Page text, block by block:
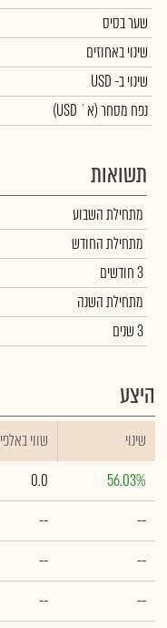
שער בסיס
שינוי באחוזים
שינויב- USD
נפח מסחר(א` USD)
תשואות
מתחילת השבוע
מתחילת החודש
3 חודשים
מתחילת השנה
3 שנים
היצע
שינוי ₪ שווי באלפי
56.03%
0.0
--
--
--
--
--
--